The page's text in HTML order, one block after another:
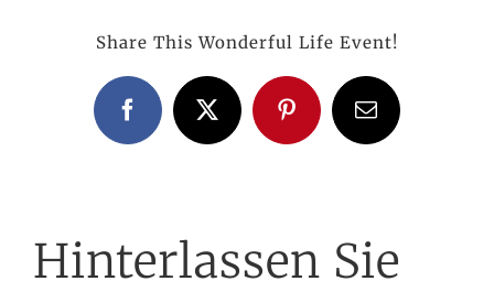
Share This Wonderful Life Event!
FacebookX PinterestE-
Mail
Hinterlassen Sie